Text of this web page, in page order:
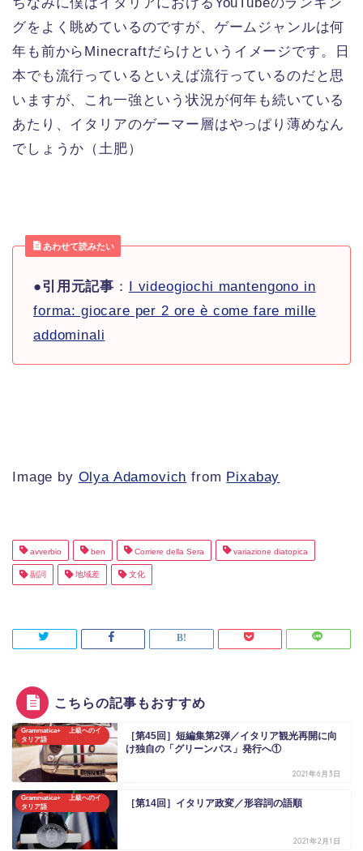
グをよく眺めているのですが、ゲームジャンルは何
年も前からMinecraftだらけというイメージです。日
本でも流行っているといえば流行っているのだと思
いますが、これ一強という状況が何年も続いている
あたり、イタリアのゲーマー層はやっぱり薄めなん
でしょうか（土肥）
あわせて読みたい
●引用元記事 ： I videogiochi mantengono in
forma: giocare per 2 ore è come fare mille
addominali
Image by Olya Adamovich from Pixabay
avverbio ben Corriere della Sera variazione diatopica
副詞 地域差 文化
こちらの記事もおすすめ
Grammatica+ 上級へのイ
タリア語
［第45回］短編集第2弾／イタリア観光再開に向
け独自の「グリーンパス」発行へ①
2021年6月3日
Grammatica+ 上級へのイ
タリア語
［第14回］イタリア政変／形容詞の語順
2021年2月1日